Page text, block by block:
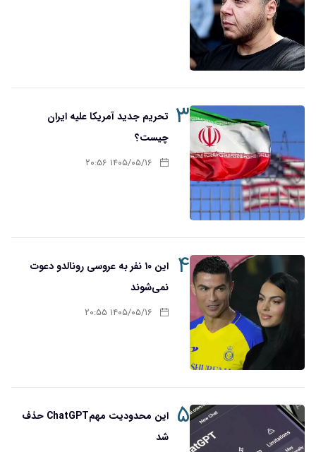
۳ تحریم‌ جدید آمریکا علیه ایران
چیست؟
۱۴۰۵/۰۵/۱۶ ۲۰:۵۶
۴
این ۱۰ نفر به عروسی رونالدو دعوت
نمی‌شوند
۱۴۰۵/۰۵/۱۶ ۲۰:۵۵
۵
این محدودیت مهمChatGPT حذف
شد